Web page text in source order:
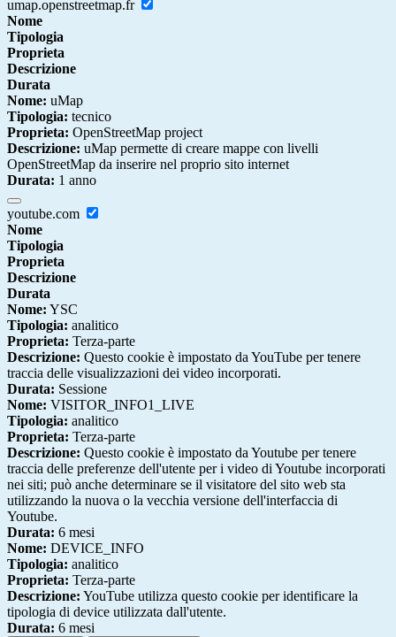
umap.openstreetmap.fr
Nome
Tipologia
Proprieta
Descrizione
Durata
Nome: uMap
Tipologia: tecnico
Proprieta: OpenStreetMap project
Descrizione: uMap permette di creare mappe con livelli
OpenStreetMap da inserire nel proprio sito internet
Durata: 1 anno
youtube.com
Nome
Tipologia
Proprieta
Descrizione
Durata
Nome: YSC
Tipologia: analitico
Proprieta: Terza-parte
Descrizione: Questo cookie è impostato da YouTube per tenere
traccia delle visualizzazioni dei video incorporati.
Durata: Sessione
Nome: VISITOR_INFO1_LIVE
Tipologia: analitico
Proprieta: Terza-parte
Descrizione: Questo cookie è impostato da Youtube per tenere
traccia delle preferenze dell'utente per i video di Youtube incorporati
nei siti; può anche determinare se il visitatore del sito web sta
utilizzando la nuova o la vecchia versione dell'interfaccia di
Youtube.
Durata: 6 mesi
Nome: DEVICE_INFO
Tipologia: analitico
Proprieta: Terza-parte
Descrizione: YouTube utilizza questo cookie per identificare la
tipologia di device utilizzata dall'utente.
Durata: 6 mesi